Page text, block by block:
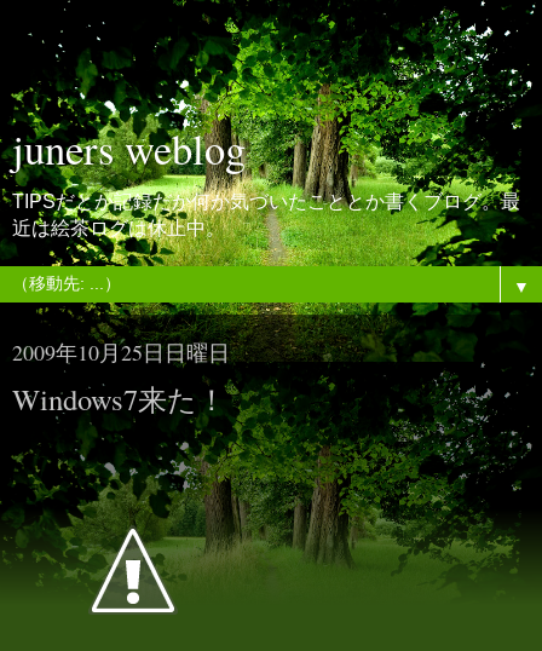
juners weblog
TIPSだとか記録だか何か気づいたこととか書くブログ。最
近は絵茶ログは休止中。
▼
2009年10月25日日曜日
Windows7来た！